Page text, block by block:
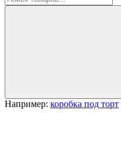
Например: коробка под торт